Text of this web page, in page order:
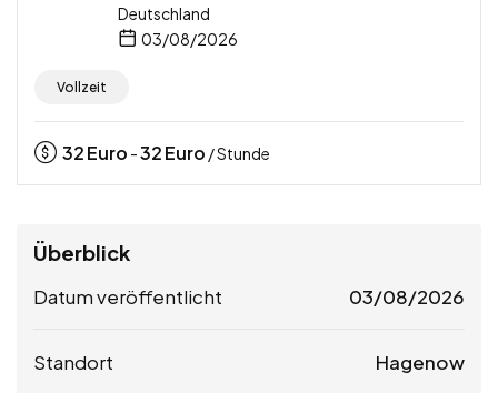
Deutschland
03/08/2026
Vollzeit
32Euro -32Euro / Stunde
Überblick
Datum veröffentlicht 03/08/2026
Standort Hagenow